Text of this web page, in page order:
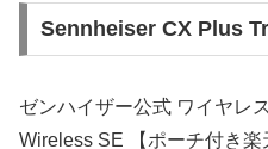
Sennheiser CX Plus
ゼンハイザー公式 ワイヤレ
Wireless SE 【ポーチ付き